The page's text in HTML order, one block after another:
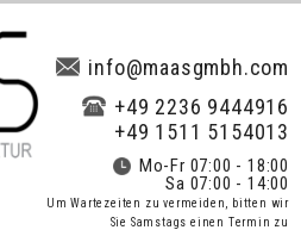
info@maasgmbh.com
+49 2236 9444916
+49 1511 5154013
Mo-Fr 07:00 - 18:00
Sa 07:00 - 14:00
Um Wartezeiten zu vermeiden, bitten wir
Sie Samstags einen Termin zu